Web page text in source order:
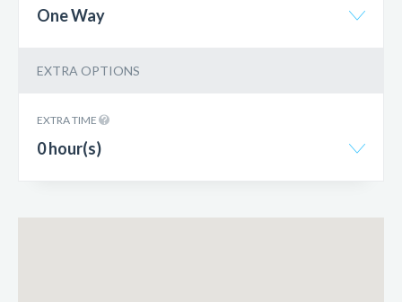
One Way
EXTRA OPTIONS
EXTRA TIME
0 hour(s)